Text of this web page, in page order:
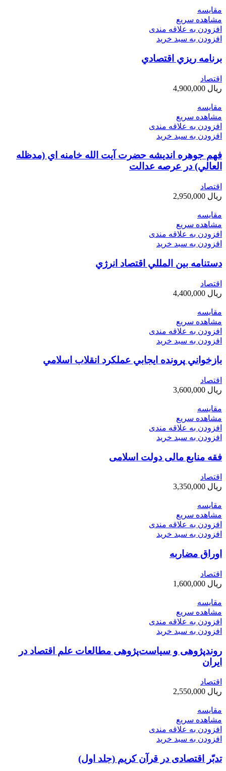
مقایسه
مشاهده سریع
افزودن به علاقه مندی
افزودن به سبد خرید
برنامه ريزي اقتصادي
اقتصاد
ریال
مقایسه
مشاهده سریع
افزودن به علاقه مندی
افزودن به سبد خرید
فهم جوهره انديشه حضرت آيت الله خامنه اي (مدظله
العالي) در عرصه عدالت
اقتصاد
ریال
مقایسه
مشاهده سریع
افزودن به علاقه مندی
افزودن به سبد خرید
دستنامه بين المللي اقتصاد انرژي
اقتصاد
ریال
مقایسه
مشاهده سریع
افزودن به علاقه مندی
افزودن به سبد خرید
بازخواني پرونده ايجابي عملكرد انقلاب اسلامي
اقتصاد
ریال
مقایسه
مشاهده سریع
افزودن به علاقه مندی
افزودن به سبد خرید
فقه منابع مالی دولت اسلامی
اقتصاد
ریال
مقایسه
مشاهده سریع
افزودن به علاقه مندی
افزودن به سبد خرید
اوراق مضاربه
اقتصاد
ریال
مقایسه
مشاهده سریع
افزودن به علاقه مندی
افزودن به سبد خرید
روندپژوهی و سیاست‌پژوهی مطالعات علم اقتصاد در
ایران
اقتصاد
ریال
مقایسه
مشاهده سریع
افزودن به علاقه مندی
افزودن به سبد خرید
تدبّر اقتصادی در قرآن کریم (جلد اول)